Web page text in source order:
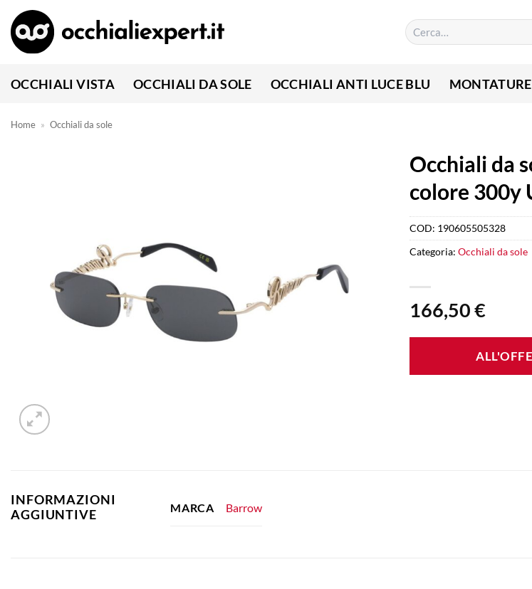
Salta
contenuti
Cerca:
OCCHIALI VISTA OCCHIALI DA SOLE OCCHIALI ANTI LUCE BLU
Home » Occhiali da sole
Occhiali da
colore 300y
166,50€
COD: 190605505328
Categoria: Occhiali da sole
INFORMAZIONI
AGGIUNTIVE
MARCA Barrow